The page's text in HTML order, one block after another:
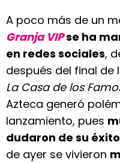
A poco más de un
Granja VIPse ha
en redes sociales,
después del final
La Casa de los
Azteca generó
lanzamiento, pues
dudaron de su éxito
de ayer se vivieron